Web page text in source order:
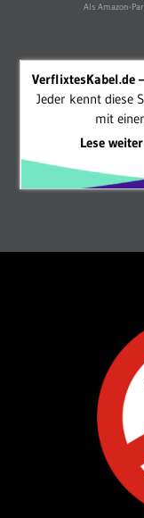
Als Amazon-
VerflixtesKabel.de
Jeder kennt diese
mit
Lese